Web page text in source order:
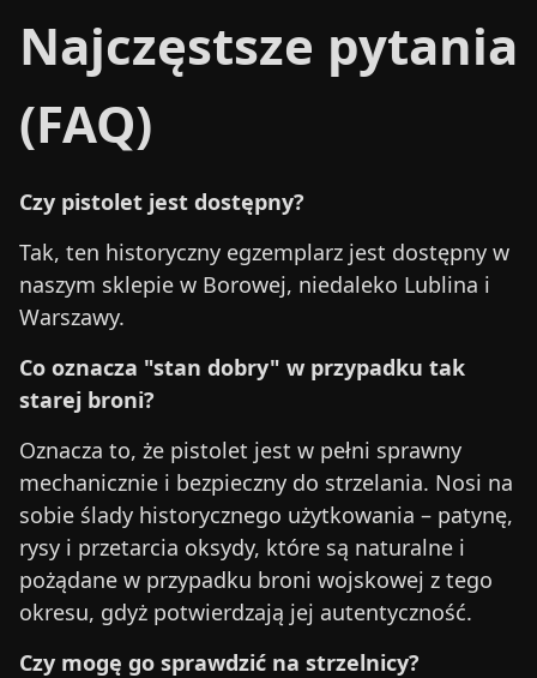
Najczęstsze pytania
(FAQ)
Czy pistolet jest dostępny?
Tak, ten historyczny egzemplarz jest dostępny w
naszym sklepie w Borowej, niedaleko Lublina i
Warszawy.
Co oznacza "stan dobry" w przypadku tak
starej broni?
Oznacza to, że pistolet jest w pełni sprawny
mechanicznie i bezpieczny do strzelania. Nosi na
sobie ślady historycznego użytkowania – patynę,
rysy i przetarcia oksydy, które są naturalne i
pożądane w przypadku broni wojskowej z tego
okresu, gdyż potwierdzają jej autentyczność.
Czy mogę go sprawdzić na strzelnicy?